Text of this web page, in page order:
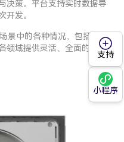
决策。平台支持实时数据导
开发。
景中的各种情况，包括安全
领域提供灵活、全面的监测
支持
小程序